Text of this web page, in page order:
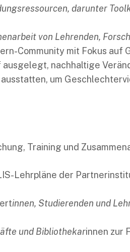
darunter
von Lehrenden,
Community mit Fokus
nachhaltige
um
Training und
Lehrpläne der
innen, Studierenden und
und Bibliothekarinnen zur